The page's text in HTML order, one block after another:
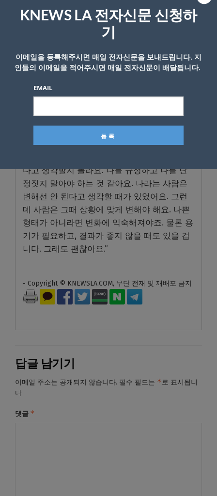
니다. 그래서 소진에게 고마운 마음이 있어요.”
한지민의 최근 행보에는 종횡무진이라는 말이
캐릭터를 연기하는 것은 물론이고 예능 ‘백스피
릿'(넷플릭스)에도 출연해 전에 보여준 적 없는
더 솔직한 모습을 마음껏 드러내고 있다. 이 프
로그램에서 한지민은 진행자인 백종원과 함께
“지금도 마찬가지 일 거예요. 지금 못하겠다는
다고 생각할지 몰라요. 나를 규정하고 나를 단
정짓지 말아야 하는 것 같아요. 나라는 사람은
변해선 안 된다고 생각할 때가 있었어요. 그런
데 사람은 그때 상황에 맞게 변해야 해요. 나쁜
형태가 아니라면 변화에 익숙해져야죠. 물론 용
기가 필요하고, 결과가 좋지 않을 때도 있을 겁
니다. 그래도 괜찮아요.”
- Copyright © KNEWSLA.COM, 무단 전재 및 재배포 금지
답글 남기기
이메일 주소는 공개되지 않습니다. 필수 필드는 *로 표시됩니
다
댓글 *
KNEWS LA 전자신문 신청하
기
이메일을 등록해주시면 매일 전자신문을 보내드립니다. 지
인들의 이메일을 적어주시면 매일 전자신문이 배달됩니다.
EMAIL